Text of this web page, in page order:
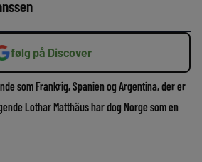
følg på Discover
som Frankrig, Spanien og Argentina, der er
Lothar Matthäus har dog Norge som en